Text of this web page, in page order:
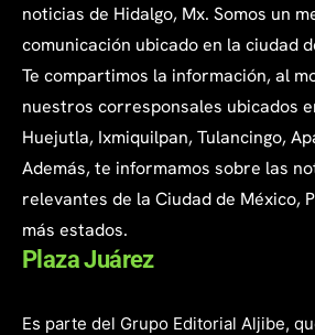
noticias de Hidalgo, Mx. Somos un
comunicación ubicado en la ciudad
Te compartimos la información, al
nuestros corresponsales ubicados
Huejutla, Ixmiquilpan, Tulancingo,
Además, te informamos sobre las
relevantes de la Ciudad de México,
más estados.
Plaza Juárez
Es parte del Grupo Editorial Aljibe,